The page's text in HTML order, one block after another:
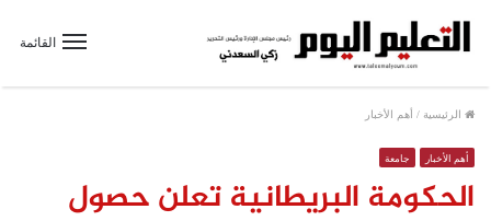
القائمة
الرئيسية / أهم الأخبار
أهم الأخبار جامعة
الحكومة البريطانية تعلن حصول